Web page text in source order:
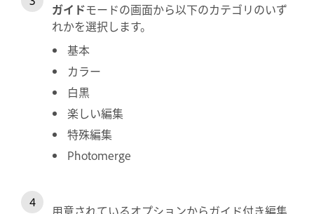
ガイドモードの画面から以下のカテゴリのいず
れかを選択します。
基本
カラー
白黒
楽しい編集
特殊編集
Photomerge